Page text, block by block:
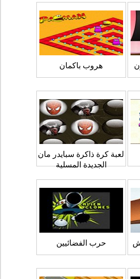
هروب باكمان
لعبة كرة ذاكرة سبايدر مان
الجديدة المسلية
حرب الفضائيين